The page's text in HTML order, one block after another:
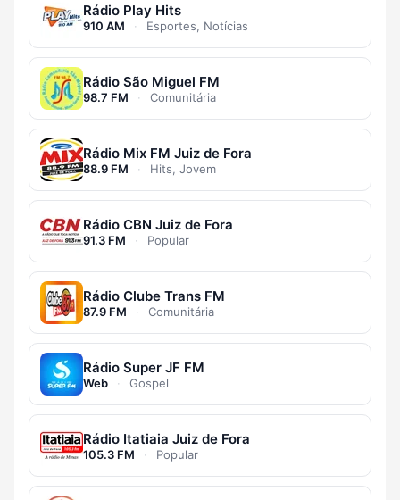
Rádio Play Hits
910 AM · Esportes, Notícias
Rádio São Miguel FM
98.7 FM · Comunitária
Rádio Mix FM Juiz de Fora
88.9 FM · Hits, Jovem
Rádio CBN Juiz de Fora
91.3 FM · Popular
Rádio Clube Trans FM
87.9 FM · Comunitária
Rádio Super JF FM
Web · Gospel
Rádio Itatiaia Juiz de Fora
105.3 FM · Popular